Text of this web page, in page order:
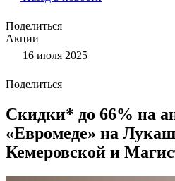
Поделиться
Акции
16 июля 2025
Поделиться
Скидки* до 66% на
«Евромеде» на
Кемеровской и